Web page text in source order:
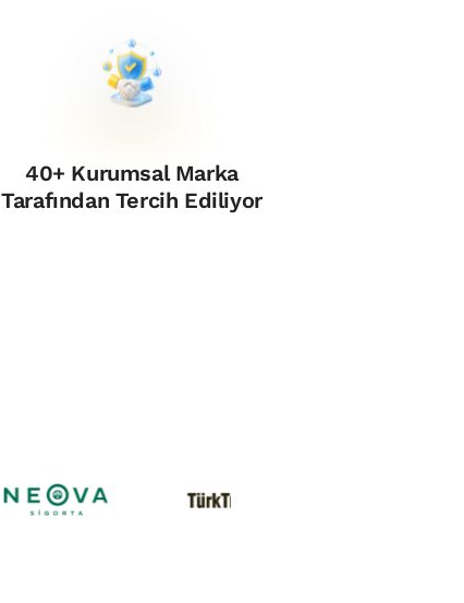
40+ Kurumsal Marka
Tarafından Tercih Ediliyor